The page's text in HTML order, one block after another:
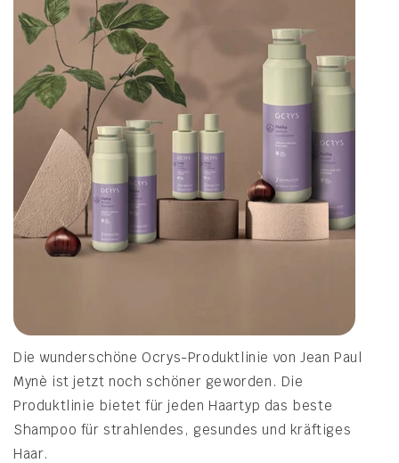
Die wunderschöne Ocrys-Produktlinie von Jean Paul
Mynè ist jetzt noch schöner geworden. Die
Produktlinie bietet für jeden Haartyp das beste
Shampoo für strahlendes, gesundes und kräftiges
Haar.